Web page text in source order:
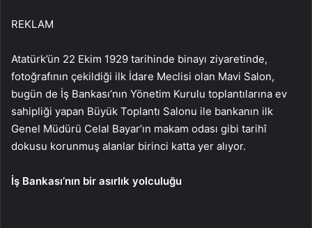
REKLAM
Atatürk’ün 22 Ekim 1929 tarihinde binayı ziyaretinde,
fotoğrafının çekildiği ilk İdare Meclisi olan Mavi Salon,
bugün de İş Bankası’nın Yönetim Kurulu toplantılarına ev
sahipliği yapan Büyük Toplantı Salonu ile bankanın ilk
Genel Müdürü Celal Bayar’ın makam odası gibi tarihî
dokusu korunmuş alanlar birinci katta yer alıyor.
İş Bankası’nın bir asırlık yolculuğu